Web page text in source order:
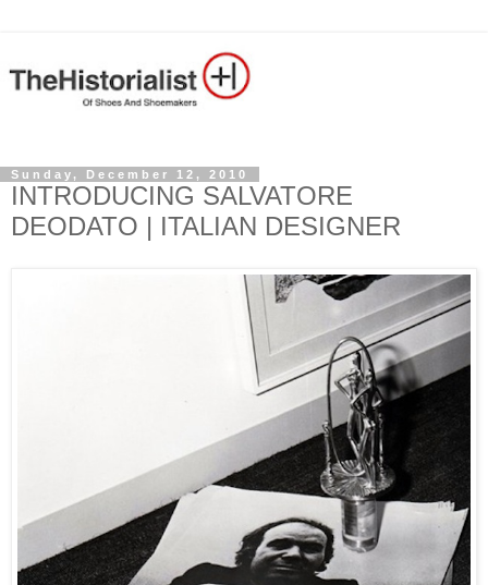
Sunday, December 12, 2010
INTRODUCING SALVATORE
DEODATO | ITALIAN DESIGNER